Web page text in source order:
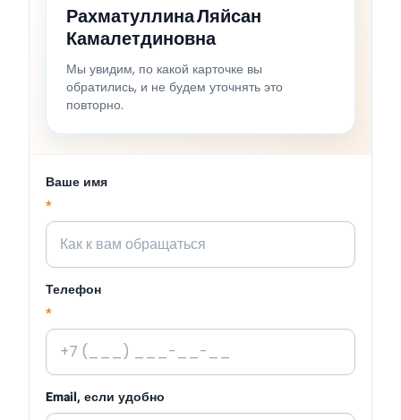
Рахматуллина Ляйсан
Камалетдиновна
Мы увидим, по какой карточке вы
обратились, и не будем уточнять это
повторно.
Ваше имя
*
Телефон
*
Email, если удобно